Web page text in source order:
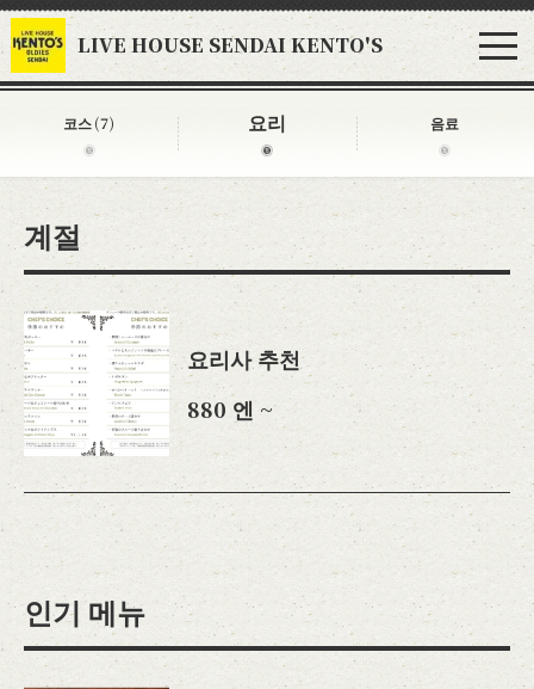
LIVE HOUSE SENDAI KENTO'S
코스(7) 요리 음료
계절
요리사 추천
880 엔 ~
인기 메뉴